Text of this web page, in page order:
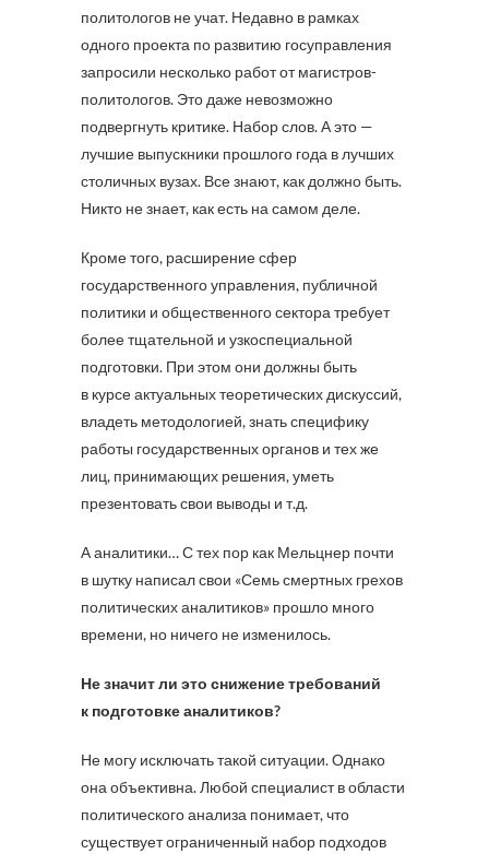
политологов не учат. Недавно в рамках
одного проекта по развитию госуправления
запросили несколько работ от магистров-
политологов. Это даже невозможно
подвергнуть критике. Набор слов. А это —
лучшие выпускники прошлого года в лучших
столичных вузах. Все знают, как должно быть.
Никто не знает, как есть на самом деле.
Кроме того, расширение сфер
государственного управления, публичной
политики и общественного сектора требует
более тщательной и узкоспециальной
подготовки. При этом они должны быть
в курсе актуальных теоретических дискуссий,
владеть методологией, знать специфику
работы государственных органов и тех же
лиц, принимающих решения, уметь
презентовать свои выводы и т.д.
А аналитики… С тех пор как Мельцнер почти
в шутку написал свои «Семь смертных грехов
политических аналитиков» прошло много
времени, но ничего не изменилось.
Не значит ли это снижение требований
к подготовке аналитиков?
Не могу исключать такой ситуации. Однако
она объективна. Любой специалист в области
политического анализа понимает, что
существует ограниченный набор подходов